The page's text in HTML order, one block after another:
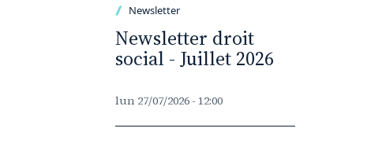
Newsletter
Newsletter droit
social - Juillet 2026
lun 27/07/2026 - 12:00